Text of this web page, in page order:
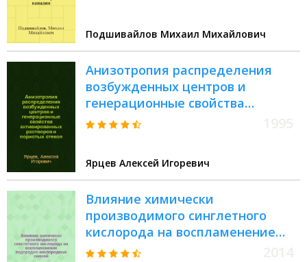
Спец. 01.04.05
Подшивайлов Михаил Михайлович
Анизотропия распределения
возбужденных центров и
генерационные свойства
активированных растворов и
02.00.04
Ярцев Алексей Игоревич
Влияние химически
производимого синглетного
кислорода на воспламенение
водородно-кислородных смесей